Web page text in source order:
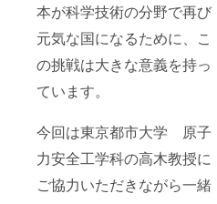
本が科学技術の分野で再び
元気な国になるために、こ
の挑戦は大きな意義を持っ
ています。
今回は東京都市大学 原子
力安全工学科の高木教授に
ご協力いただきながら一緒